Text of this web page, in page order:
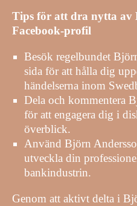
Tips för att dra nytta av
Facebook-profil
Besök regelbundet
sida för att hålla dig
händelserna inom
Dela och kommentera
för att engagera dig i
överblick.
Använd Björn
utveckla din
bankindustrin.
Genom att aktivt delta i